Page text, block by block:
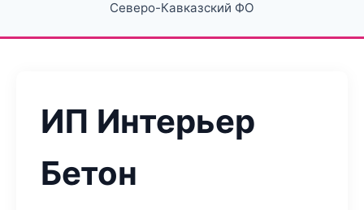
Северо-Кавказский ФО
ИП Интерьер
Бетон